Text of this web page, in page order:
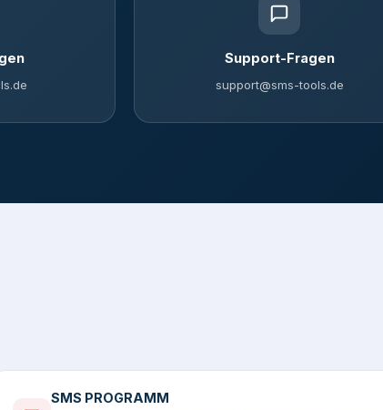
Support-Fragen
support@sms-tools.de
SMS PROGRAMM